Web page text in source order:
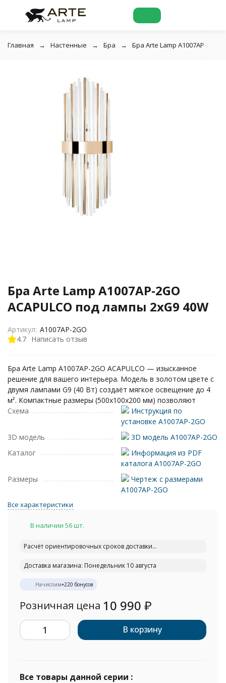
Главная Настенные Бра Бра Arte Lamp A1007AP-2GO
Бра Arte Lamp A1007AP-2GO
ACAPULCO под лампы 2xG9 40W
4.7 Написать отзыв
Артикул: A1007AP-2GO
Бра Arte Lamp A1007AP-2GO ACAPULCO — изысканное
решение для вашего интерьера. Модель в золотом цвете с
двумя лампами G9 (40 Вт) создаёт мягкое освещение до 4
м². Компактные размеры (500х100х200 мм) позволяют
Схема
Инструкция по
установке A1007AP-2GO
3D модель
3D модель A1007AP-2GO
Каталог
Информация из PDF
каталога A1007AP-2GO
Размеры
Чертеж с размерами
A1007AP-2GO
Все характеристики
В наличии 56 шт.
Расчёт ориентировочных сроков доставки...
Доставка магазина: Понедельник 10 августа
Начислим+220 бонусов
Розничная цена 10 990 ₽
В корзину
Все товары данной серии :